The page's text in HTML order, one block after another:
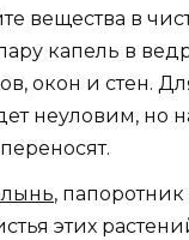
вещества в
капель в
окон и стен.
неуловим, но
, папоротник
этих